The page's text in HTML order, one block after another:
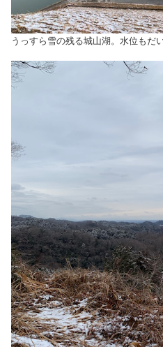
うっすら雪の残る城山湖。水位もだ